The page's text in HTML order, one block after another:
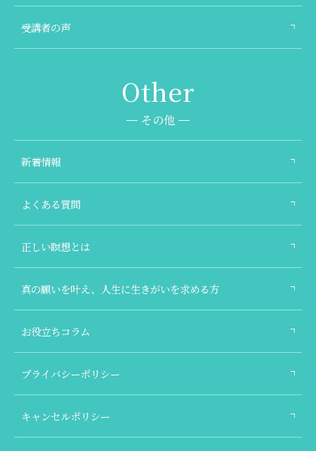
受講者の声
その他
新着情報
よくある質問
正しい瞑想とは
真の願いを叶え、人生に生きがいを求める方
お役立ちコラム
プライバシーポリシー
キャンセルポリシー